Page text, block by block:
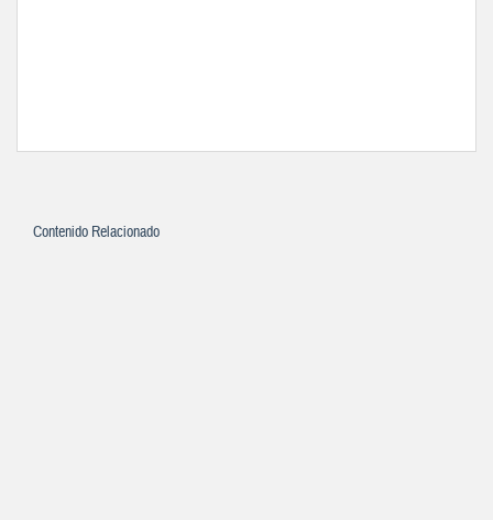
Contenido Relacionado